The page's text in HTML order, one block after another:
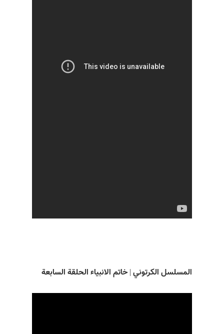
المسلسل الکرتوني | خاتم الانبياء الحلقة السابعة